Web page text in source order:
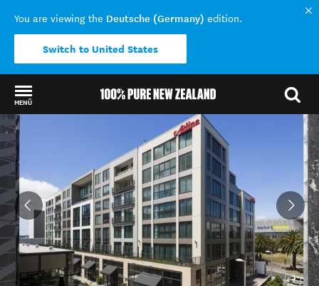
You are viewing the Deutsche (Germany) edition.
Switch to United States
MENÜ